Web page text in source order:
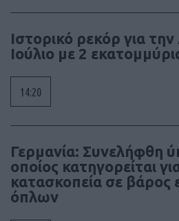
Ιστορικό ρεκόρ για την
Ιούλιο με 2
14:20
Γερμανία: Συνελήφθη
οποίος κατηγορείται
κατασκοπεία σε βάρος
όπλων